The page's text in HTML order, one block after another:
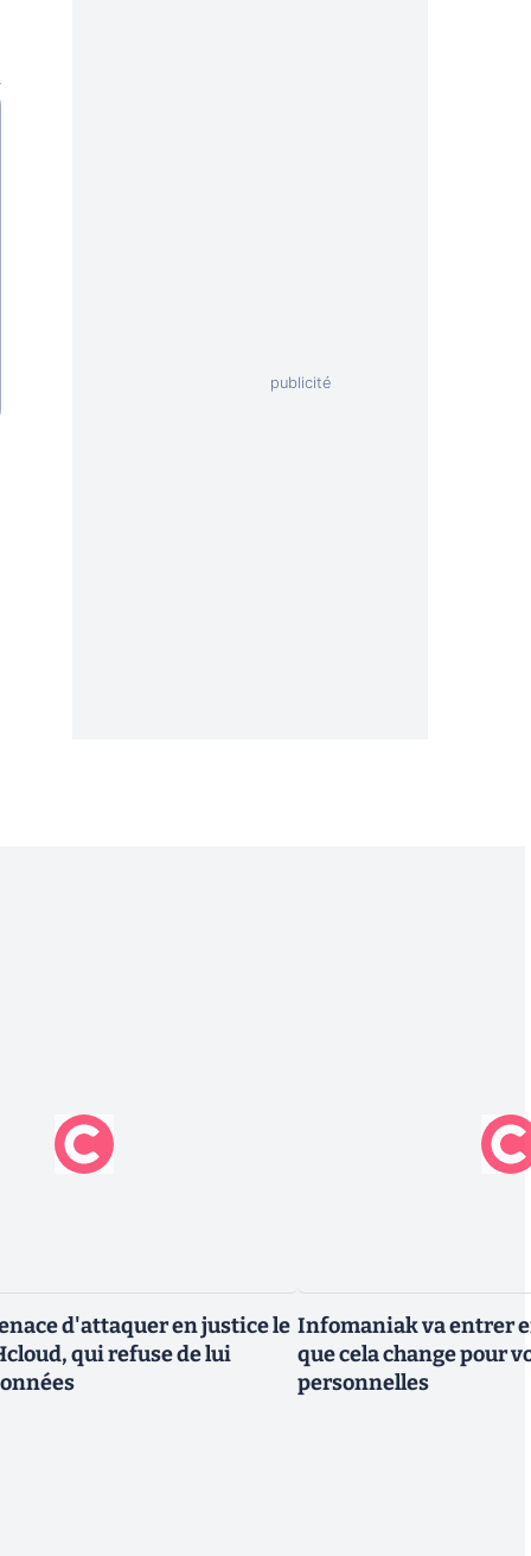
d'attaquer en justice le
qui refuse de lui
Infomaniak va entrer
que cela change pour
personnelles